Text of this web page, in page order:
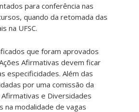
para conferência nas
quando da retomada das
na UFSC.
que foram aprovados
Afirmativas devem ficar
especificidades. Além das
por uma comissão da
e Diversidades
na modalidade de vagas